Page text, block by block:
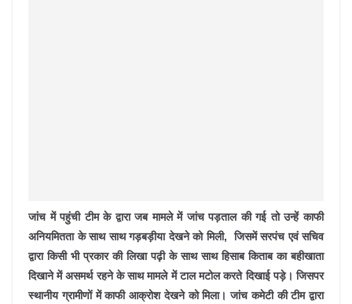
जांच में पहुंची टीम के द्वारा जब मामले में जांच पड़ताल की गई तो उन्हें काफी
अनियमितता के साथ साथ गड़बड़ीया देखने को मिली, जिसमें सरपंच एवं सचिव
द्वारा किसी भी प्रकार की लिखा पढ़ी के साथ साथ हिसाब किताब का बहीखाता
दिखाने में असमर्थ रहने के साथ मामले में टाल मटोल करते दिखाई पड़े। जिसपर
स्थानीय ग्रामीणों में काफी आक्रोश देखने को मिला। जांच कमेटी की टीम द्वारा